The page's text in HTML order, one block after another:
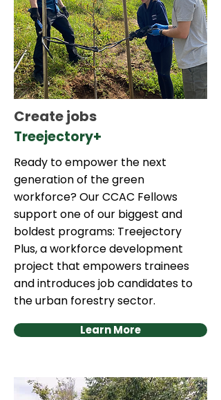
Create jobs
Treejectory+
Ready to empower the next
generation of the green
workforce? Our CCAC Fellows
support one of our biggest and
boldest programs: Treejectory
Plus, a workforce development
project that empowers trainees
and introduces job candidates to
the urban forestry sector.
Learn More